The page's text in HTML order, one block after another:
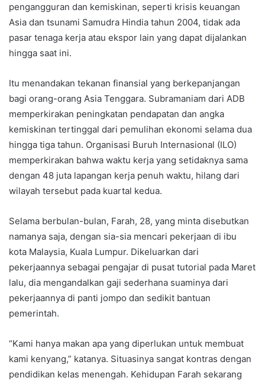
pengangguran dan kemiskinan, seperti krisis keuangan
Asia dan tsunami Samudra Hindia tahun 2004, tidak ada
pasar tenaga kerja atau ekspor lain yang dapat dijalankan
hingga saat ini.
Itu menandakan tekanan finansial yang berkepanjangan
bagi orang-orang Asia Tenggara. Subramaniam dari ADB
memperkirakan peningkatan pendapatan dan angka
kemiskinan tertinggal dari pemulihan ekonomi selama dua
hingga tiga tahun. Organisasi Buruh Internasional (ILO)
memperkirakan bahwa waktu kerja yang setidaknya sama
dengan 48 juta lapangan kerja penuh waktu, hilang dari
wilayah tersebut pada kuartal kedua.
Selama berbulan-bulan, Farah, 28, yang minta disebutkan
namanya saja, dengan sia-sia mencari pekerjaan di ibu
kota Malaysia, Kuala Lumpur. Dikeluarkan dari
pekerjaannya sebagai pengajar di pusat tutorial pada Maret
lalu, dia mengandalkan gaji sederhana suaminya dari
pekerjaannya di panti jompo dan sedikit bantuan
pemerintah.
“Kami hanya makan apa yang diperlukan untuk membuat
kami kenyang,” katanya. Situasinya sangat kontras dengan
pendidikan kelas menengah. Kehidupan Farah sekarang